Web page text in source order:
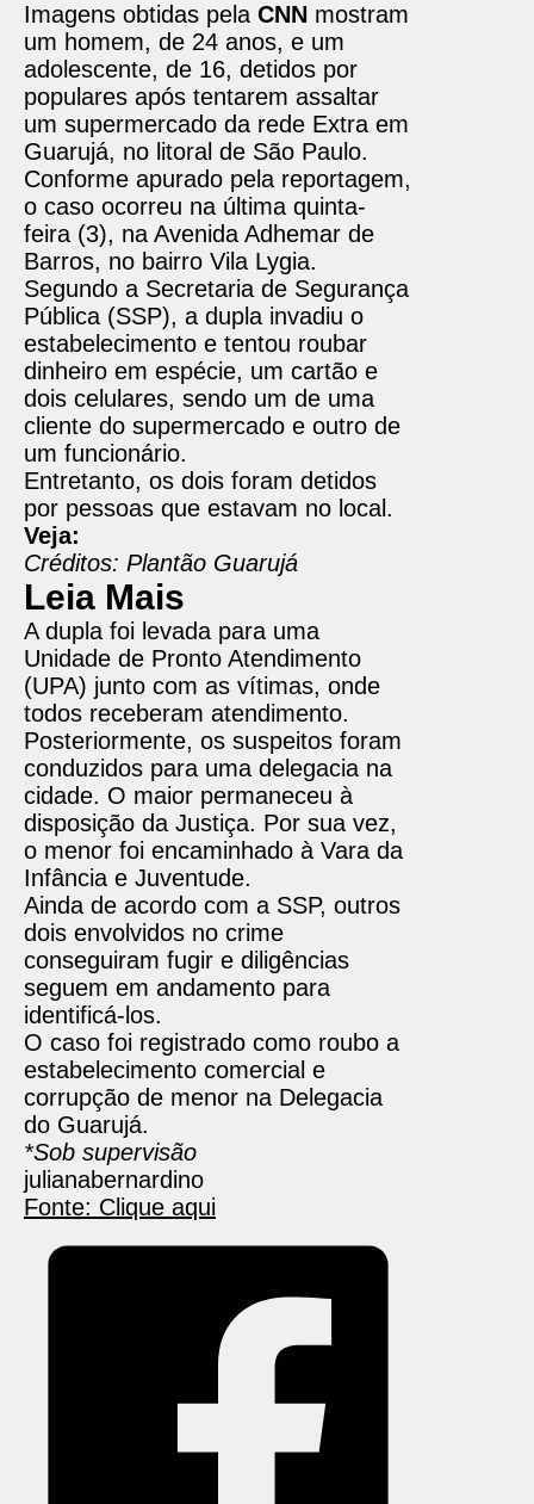
Imagens obtidas pela CNN mostram
um homem, de 24 anos, e um
adolescente, de 16, detidos por
populares após tentarem assaltar
um supermercado da rede Extra em
Guarujá, no litoral de São Paulo.
Conforme apurado pela reportagem,
o caso ocorreu na última quinta-
feira (3), na Avenida Adhemar de
Barros, no bairro Vila Lygia.
Segundo a Secretaria de Segurança
Pública (SSP), a dupla invadiu o
estabelecimento e tentou roubar
dinheiro em espécie, um cartão e
dois celulares, sendo um de uma
cliente do supermercado e outro de
um funcionário.
Entretanto, os dois foram detidos
por pessoas que estavam no local.
Veja:
Créditos: Plantão Guarujá
Leia Mais
A dupla foi levada para uma
Unidade de Pronto Atendimento
(UPA) junto com as vítimas, onde
todos receberam atendimento.
Posteriormente, os suspeitos foram
conduzidos para uma delegacia na
cidade. O maior permaneceu à
disposição da Justiça. Por sua vez,
o menor foi encaminhado à Vara da
Infância e Juventude.
Ainda de acordo com a SSP, outros
dois envolvidos no crime
conseguiram fugir e diligências
seguem em andamento para
identificá-los.
O caso foi registrado como roubo a
estabelecimento comercial e
corrupção de menor na Delegacia
do Guarujá.
*Sob supervisão
julianabernardino
Fonte: Clique aqui